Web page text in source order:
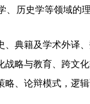
历史学等领域
典籍及学术外译
略与教育、跨文
、论辩模式，逻